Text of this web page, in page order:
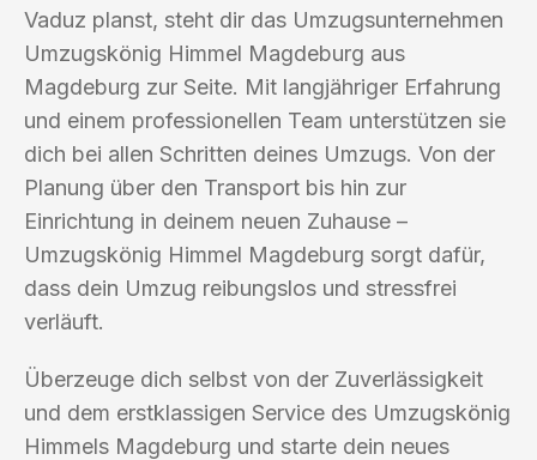
Vaduz planst, steht dir das Umzugsunternehmen
Umzugskönig Himmel Magdeburg aus
Magdeburg zur Seite. Mit langjähriger Erfahrung
und einem professionellen Team unterstützen sie
dich bei allen Schritten deines Umzugs. Von der
Planung über den Transport bis hin zur
Einrichtung in deinem neuen Zuhause –
Umzugskönig Himmel Magdeburg sorgt dafür,
dass dein Umzug reibungslos und stressfrei
verläuft.
Überzeuge dich selbst von der Zuverlässigkeit
und dem erstklassigen Service des Umzugskönig
Himmels Magdeburg und starte dein neues